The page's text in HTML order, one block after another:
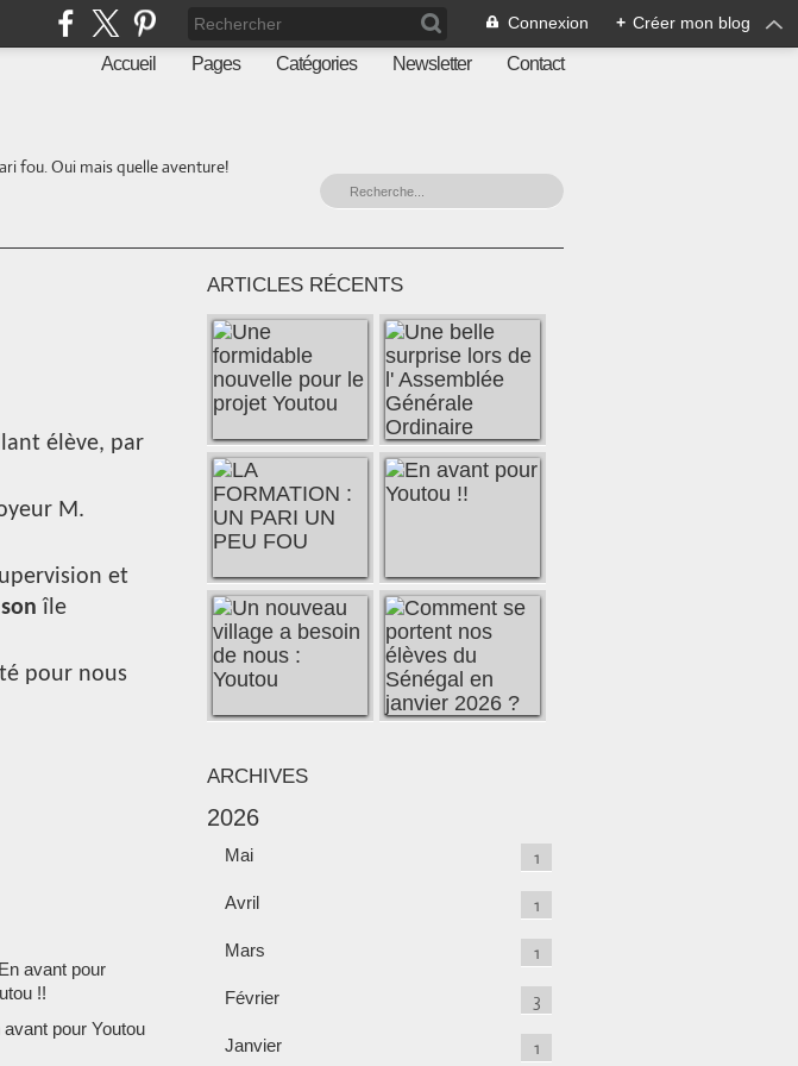
Connexion + Créer mon blog
Accueil Pages Catégories Newsletter Contact
fou. Oui mais quelle aventure!
élève, par
M.
et
sonîle
pour nous
avant pour Youtou
ARTICLES RÉCENTS
ARCHIVES
2026
Mai 1
Avril 1
Mars 1
Février 3
Janvier 1